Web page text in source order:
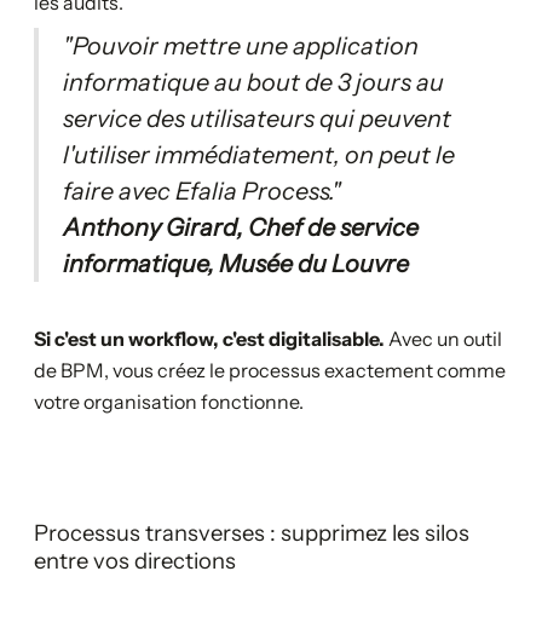
"Pouvoir mettre une application
informatique au bout de 3 jours au
service des utilisateurs qui peuvent
l'utiliser immédiatement, on peut le
faire avec Efalia Process."
Anthony Girard, Chef de service
informatique, Musée du Louvre
Si c'est un workflow, c'est digitalisable. Avec un outil
de BPM, vous créez le processus exactement comme
votre organisation fonctionne.
Processus transverses : supprimez les silos
entre vos directions